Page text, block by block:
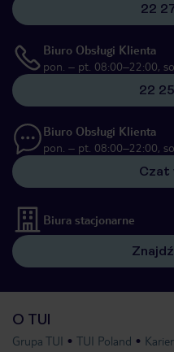
22
Biuro Obsługi Klienta
pon. – pt. 08:00–22:00,
22
Biuro Obsługi Klienta
pon. – pt. 08:00–22:00,
Czat
Biura stacjonarne
O TUI
Grupa TUI TUI Poland